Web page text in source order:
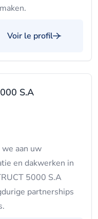
Voir le profil
S.A
aan uw
en dakwerken in
5000 S.A
partnerships